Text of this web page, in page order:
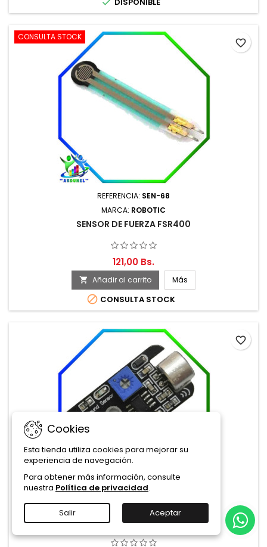
CONSULTA STOCK
REFERENCIA: SEN-68
MARCA: ROBOTIC
SENSOR DE FUERZA FSR400
121,00 Bs.
 Añadir al carrito Más
 CONSULTA STOCK
favorite_border
REFERENCIA:SEN-69-AA241
MARCA:
MÓDULO MICRÓFONO LM386
favorite_border
Cookies
Esta tienda utiliza cookies para mejorar su
experiencia de navegación.
Para obtener más información, consulte
nuestra Política de privacidad.
Salir Aceptar